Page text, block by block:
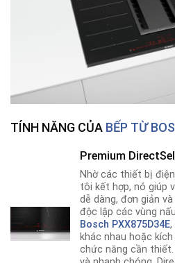
TÍNH NĂNG CỦA BẾP TỪ
Premium
Nhờ các thiết bị
tôi kết hợp, nó giúp
dễ dàng, đơn giản
độc lập các vùng
Bosch PXX875D34E,
khác nhau hoặc
chức năng cần